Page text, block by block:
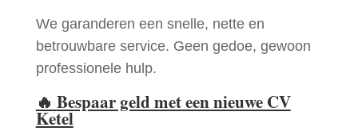
We garanderen een snelle, nette en
betrouwbare service. Geen gedoe, gewoon
professionele hulp.
🔥 Bespaar geld met een nieuwe CV
Ketel